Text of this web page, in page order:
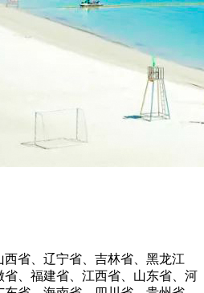
省、辽宁省、吉林省、黑龙江
、福建省、江西省、山东省、河